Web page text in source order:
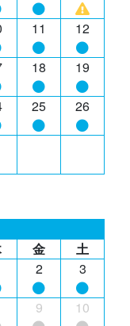
11 12
18 19
25 26
金
土
2 3
9 10